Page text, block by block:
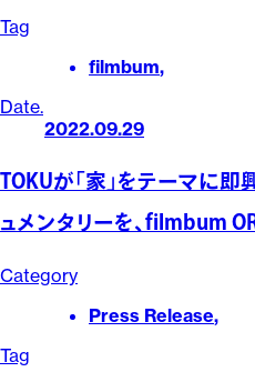
Tag
filmbum,
Date.
2022.09.29
TOKUが「家」をテーマに
ュメンタリーを、filmbum
Category
Press Release,
Tag